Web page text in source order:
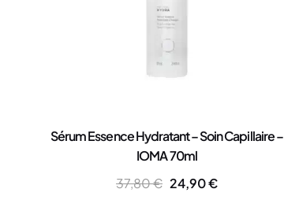
Sérum Essence Hydratant – Soin Capillaire –
IOMA 70ml
37,80€ 24,90€